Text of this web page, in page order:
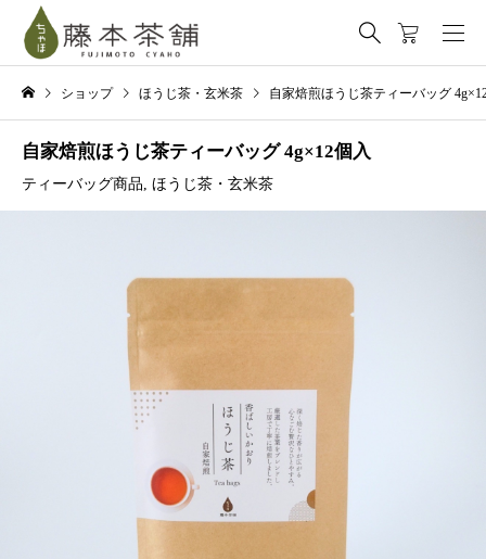
ショップ ほうじ茶・玄米茶 自家焙煎ほうじ茶ティーバッグ
自家焙煎ほうじ茶ティーバッグ 4g×12個入
ティーバッグ商品, ほうじ茶・玄米茶